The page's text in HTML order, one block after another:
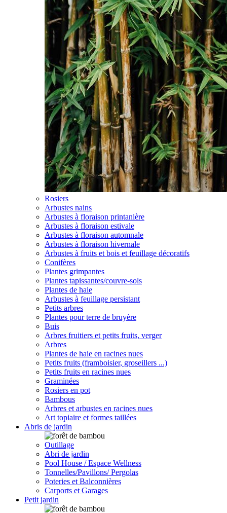
Rosiers
Arbustes nains
Arbustes à floraison printanière
Arbustes à floraison estivale
Arbustes à floraison automnale
Arbustes à floraison hivernale
Arbustes à fruits et bois et feuillage décoratifs
Conifères
Plantes grimpantes
Plantes tapissantes/couvre-sols
Plantes de haie
Arbustes à feuillage persistant
Petits arbres
Plantes pour terre de bruyère
Buis
Arbres fruitiers et petits fruits, verger
Arbres
Plantes de haie en racines nues
Petits fruits (framboisier, groseillers ...)
Petits fruits en racines nues
Graminées
Rosiers en pot
Bambous
Arbres et arbustes en racines nues
Art topiaire et formes taillées
Abris de jardin
Outillage
Abri de jardin
Pool House / Espace Wellness
Tonnelles/Pavillons/ Pergolas
Poteries et Balconnières
Carports et Garages
Petit jardin